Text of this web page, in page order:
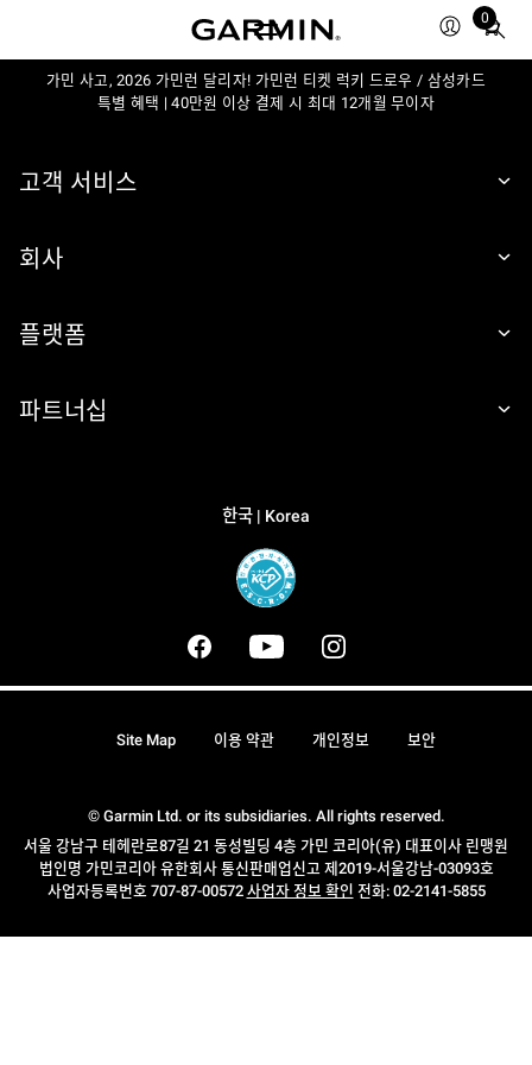
0
Total
in
가민 사고, 2026 가민런 달리자! 가민런 티켓 럭키 드로우 / 삼성카드
특별 혜택 | 40만원 이상 결제 시 최대 12개월 무이자
고객 서비스
회사
플랫폼
파트너십
한국 | Korea
© Garmin Ltd. or its subsidiaries. All rights reserved.
서울 강남구 테헤란로87길 21 동성빌딩 4층 가민 코리아(유) 대표이사 린맹원
법인명 가민코리아 유한회사 통신판매업신고 제2019-서울강남-03093호
사업자등록번호 707-87-00572 사업자 정보 확인 전화: 02-2141-5855
Site Map 이용 약관 개인정보 보안